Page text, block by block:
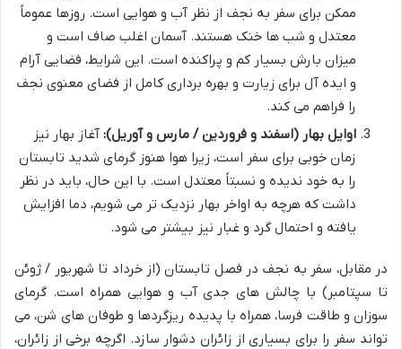
ممکن برای سفر به نجف از نظر آب و هوایی است. روزها عموماً
معتدل و شب ها خنک هستند. آسمان اغلب صاف است و
میزان بارش بسیار کم و پراکنده است. این شرایط، فضایی آرام
و ایده آل برای زیارت و بهره برداری کامل از فضای معنوی نجف
را فراهم می کند.
اوایل بهار (اسفند و فروردین / مارس و آوریل): آغاز بهار نیز
زمان خوبی برای سفر است، زیرا هوا هنوز گرمای شدید تابستان
را به خود ندیده و نسبتاً معتدل است. با این حال، باید در نظر
داشت که هرچه به اواخر بهار نزدیک تر می شویم، دما افزایش
یافته و احتمال گرد و غبار نیز بیشتر می شود.
در مقابل، سفر به نجف در فصل تابستان (از خرداد تا شهریور / ژوئن
تا سپتامبر) با چالش های جدی آب و هوایی همراه است. گرمای
سوزان و طاقت فرسا، همراه با پدیده ریزگردها و طوفان های شن، می
تواند سفر را برای بسیاری از زائران دشوار سازد. اگرچه برخی از زائران،